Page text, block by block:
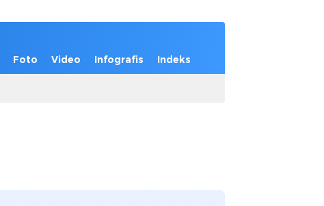
Foto Video Infografis Indeks